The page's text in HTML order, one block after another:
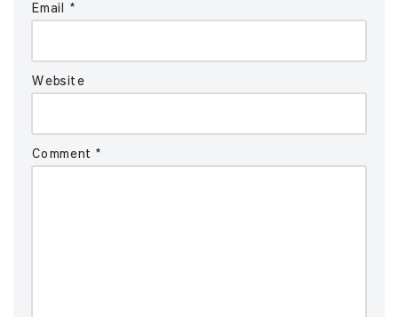
Email *
Website
Comment *